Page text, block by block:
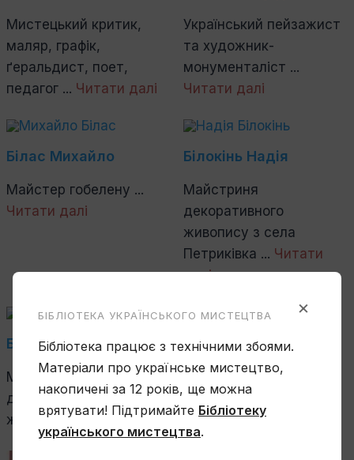
Мистецький критик,
маляр, графік,
ґеральдист, поет,
педагог ... Читати далі
Український пейзажист
та художник-
монументаліст ...
Читати далі
Білас Михайло
Майстер гобелену ...
Читати далі
Білокінь Надія
Майстриня
декоративного
живопису з села
Петриківка ... Читати
далі
Білокур Катерина
Майстриня народного
декоративного
живопису ...Читати далі
Білоскурський Осип
Український майстер
художньої кераміки ...
Читати далі
×
БІБЛІОТЕКА УКРАЇНСЬКОГО МИСТЕЦТВА
Бібліотека працює з технічними збоями.
Матеріали про українське мистецтво,
накопичені за 12 років, ще можна
врятувати! Підтримайте Бібліотеку
українського мистецтва.